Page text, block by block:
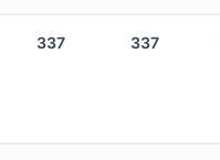
337 337